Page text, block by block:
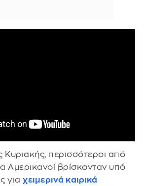
Κυριακής, περισσότεροι από
Αμερικανοί βρίσκονταν υπό
για χειμερινά καιρικά